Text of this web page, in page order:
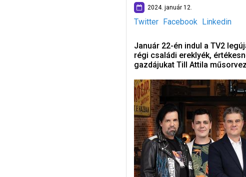
2024. január 12.
Twitter Facebook Linkedin
Január 22-én indul a TV2
régi családi ereklyék,
gazdájukat Till Attila